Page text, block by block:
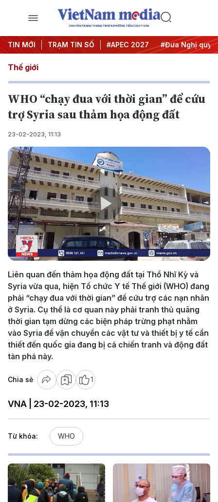
CHUYÊN TRANG THÔNG TIN ĐA PHƯƠNG TIỆN CỦA TTXVN
TIN MỚI TRẠM TIN SỐ
#Hội nghị Trung ương 3 #APEC 2027 #Đưa Nghị quyết
Thế giới
WHO “chạy đua với thời gian” để cứu
trợ Syria sau thảm họa động đất
23-02-2023, 11:13
Play
Video
Liên quan đến thảm họa động đất tại Thổ Nhĩ Kỳ và
Syria vừa qua, hiện Tổ chức Y tế Thế giới (WHO) đang
phải “chạy đua với thời gian” để cứu trợ các nạn nhân
ở Syria. Cụ thể là cơ quan này phải tranh thủ quãng
thời gian tạm dừng các biện pháp trừng phạt nhằm
vào Syria để vận chuyển các vật tư và thiết bị y tế cần
thiết đến quốc gia đang bị cả chiến tranh và động đất
tàn phá này.
Chia sẻ 1
VNA | 23-02-2023, 11:13
Từ khóa: WHO